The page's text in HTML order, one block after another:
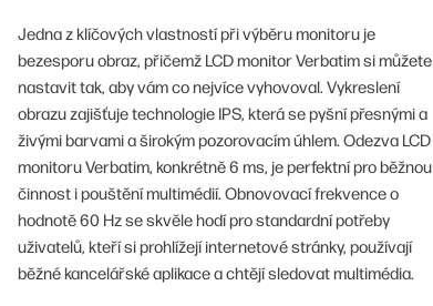
Jedna z klíčových vlastností při výběru monitoru je
bezesporu obraz, přičemž LCD monitor Verbatim si můžete
nastavit tak, aby vám co nejvíce vyhovoval. Vykreslení
obrazu zajišťuje technologie IPS, která se pyšní přesnými a
živými barvami a širokým pozorovacím úhlem. Odezva LCD
monitoru Verbatim, konkrétně 6 ms, je perfektní pro běžnou
činnost i pouštění multimédií. Obnovovací frekvence o
hodnotě 60 Hz se skvěle hodí pro standardní potřeby
uživatelů, kteří si prohlížejí internetové stránky, používají
běžné kancelářské aplikace a chtějí sledovat multimédia.